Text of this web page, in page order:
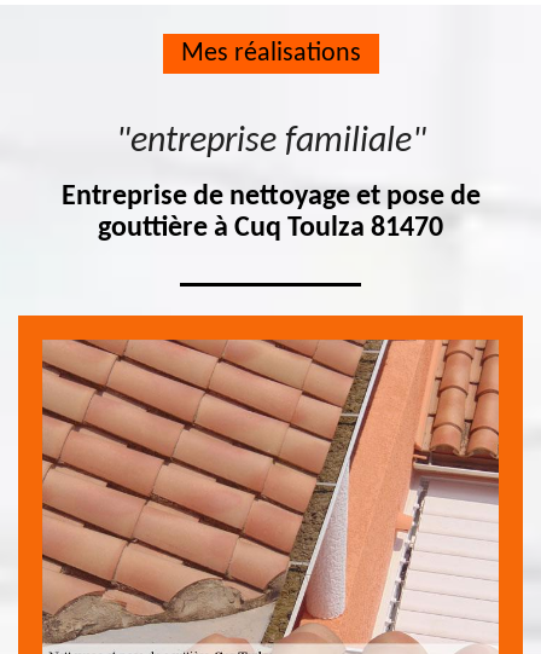
Mes réalisations
"entreprise familiale"
Entreprise de nettoyage et pose de
gouttière à Cuq Toulza 81470